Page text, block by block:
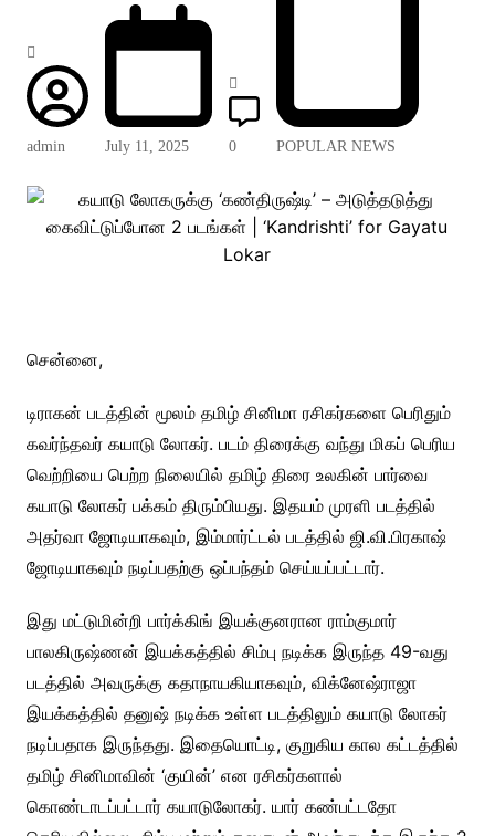
admin July 11, 2025 0 POPULAR NEWS
சென்னை,
டிராகன் படத்தின் மூலம் தமிழ் சினிமா ரசிகர்களை பெரிதும்
கவர்ந்தவர் கயாடு லோகர். படம் திரைக்கு வந்து மிகப் பெரிய
வெற்றியை பெற்ற நிலையில் தமிழ் திரை உலகின் பார்வை
கயாடு லோகர் பக்கம் திரும்பியது. இதயம் முரளி படத்தில்
அதர்வா ஜோடியாகவும், இம்மார்ட்டல் படத்தில் ஜி.வி.பிரகாஷ்
ஜோடியாகவும் நடிப்பதற்கு ஒப்பந்தம் செய்யப்பட்டார்.
இது மட்டுமின்றி பார்க்கிங் இயக்குனரான ராம்குமார்
பாலகிருஷ்ணன் இயக்கத்தில் சிம்பு நடிக்க இருந்த 49-வது
படத்தில் அவருக்கு கதாநாயகியாகவும், விக்னேஷ்ராஜா
இயக்கத்தில் தனுஷ் நடிக்க உள்ள படத்திலும் கயாடு லோகர்
நடிப்பதாக இருந்தது. இதையொட்டி, குறுகிய கால கட்டத்தில்
தமிழ் சினிமாவின் ‘குயின்’ என ரசிகர்களால்
கொண்டாடப்பட்டார் கயாடுலோகர். யார் கண்பட்டதோ